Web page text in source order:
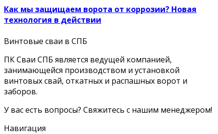
Как мы защищаем ворота от коррозии? Новая
технология в действии
Винтовые сваи в СПБ
ПК Сваи СПБ является ведущей компанией,
занимающейся производством и установкой
винтовых свай, откатных и распашных ворот и
заборов.
У вас есть вопросы? Свяжитесь с нашим менеджером!
Навигация